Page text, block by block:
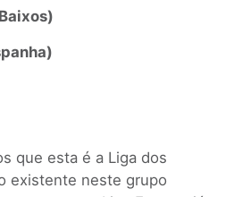
que esta é a Liga dos
existente neste grupo